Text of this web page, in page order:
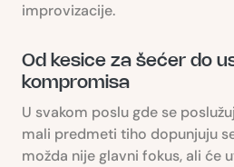
improvizacije.
Od kesice za šećer do
kompromisa
U svakom poslu gde se
mali predmeti tiho dopunjuju
možda nije glavni fokus, ali će